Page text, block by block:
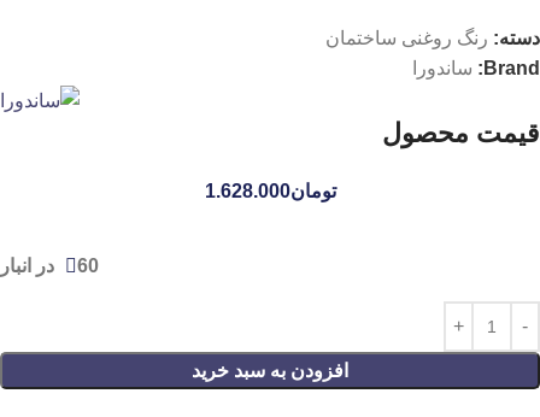
دسته: رنگ روغنی ساختمان
Brand:
ساندورا
قیمت محصول
تومان1.628.000
60 در انبار
افزودن به سبد خرید